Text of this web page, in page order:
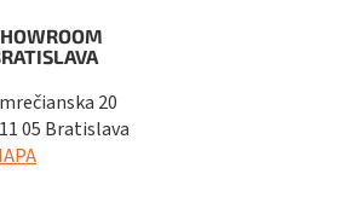
20
05 Bratislava